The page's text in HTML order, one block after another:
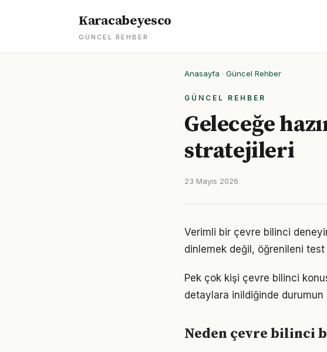
Karacabeyesco
GÜNCEL REHBER
Anasayfa · Güncel Rehber
GÜNCEL REHBER
Geleceğe
stratejileri
23 Mayıs 2026
Verimli bir çevre bilinci
dinlemek değil, öğrenileni test
Pek çok kişi çevre bilinci
detaylara inildiğinde
Neden çevre bilinci